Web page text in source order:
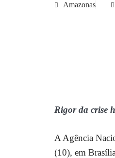
Amazonas
Rigor da crise
A Agência
(10), em